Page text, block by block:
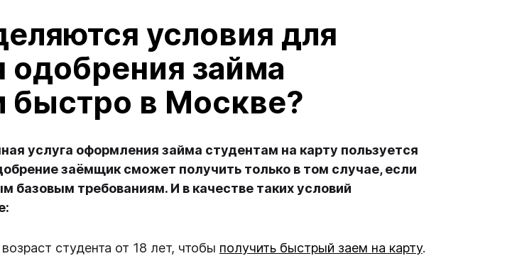
условия для
одобрения займа
быстро в Москве?
услуга оформления займа студентам на карту пользуется
заёмщик сможет получить только в том случае, если
базовым требованиям. И в качестве таких условий
студента от 18 лет, чтобы получить быстрый заем на карту.